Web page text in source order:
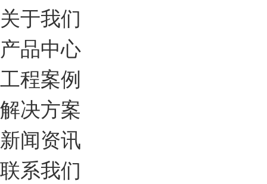
关于我们
产品中心
工程案例
解决方案
新闻资讯
联系我们